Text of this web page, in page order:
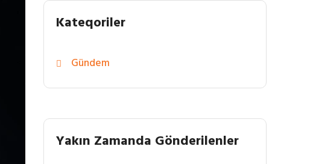
Kateqoriler
Gündem
Yakın Zamanda Gönderilenler